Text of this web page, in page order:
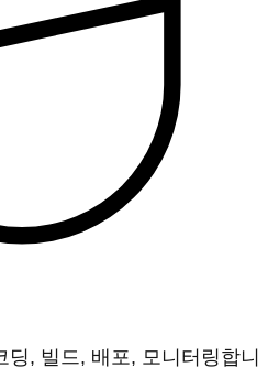
, 빌드, 배포, 모니터링합니